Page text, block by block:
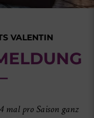
VALENTIN
mal pro Saison ganz